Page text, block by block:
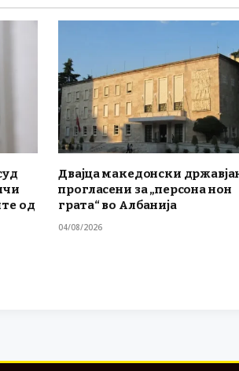
од
Двајца македонски
прогласени за „персона нон
грата“ во Албанија
04/08/2026